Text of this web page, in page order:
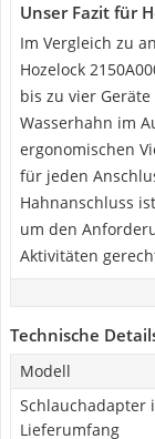
Unser Fazit für
Im Vergleich zu
Hozelock
bis zu vier
Wasserhahn im
ergonomischen
für jeden
Hahnanschluss
um den
Aktivitäten
Technische
Modell
Schlauchadapter
Lieferumfang